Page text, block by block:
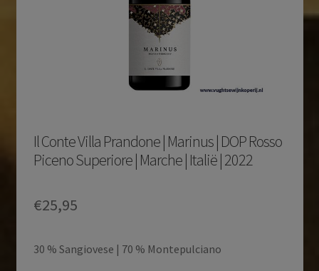
Il Conte Villa Prandone | Marinus | DOP Rosso
Piceno Superiore | Marche | Italië | 2022
€25,95
30 % Sangiovese | 70 % Montepulciano